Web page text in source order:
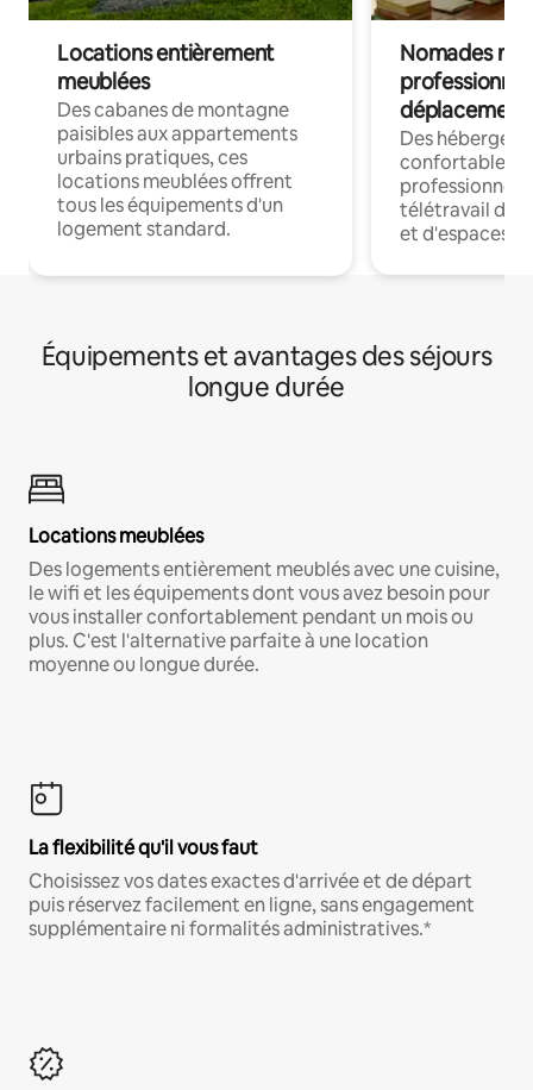
Locations entièrement
meublées
Des cabanes de montagne
paisibles aux appartements
urbains pratiques, ces
locations meublées offrent
tous les équipements d'un
logement standard.
Nomades
déplacement
Des
confortables
professionnels
télétravail
et d'espaces
Équipements et avantages des séjours
longue durée
Locations meublées
Des logements entièrement meublés avec une cuisine,
le wifi et les équipements dont vous avez besoin pour
vous installer confortablement pendant un mois ou
plus. C'est l'alternative parfaite à une location
moyenne ou longue durée.
La flexibilité qu'il vous faut
Choisissez vos dates exactes d'arrivée et de départ
puis réservez facilement en ligne, sans engagement
supplémentaire ni formalités administratives.*